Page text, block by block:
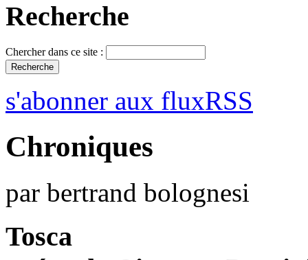
Recherche
Chercher dans ce site :
s'abonner aux fluxRSS
Chroniques
par bertrand bolognesi
Tosca